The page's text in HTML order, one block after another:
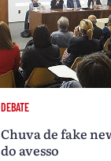
DEBATE
Chuva de fake
do avesso